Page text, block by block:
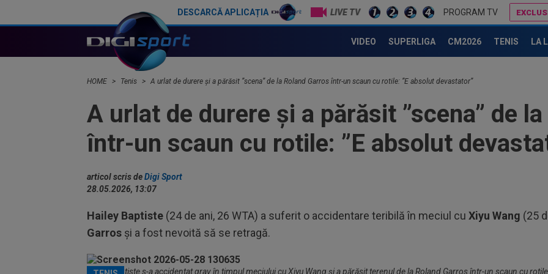
DESCARCĂ APLICAȚIA LIVE TV PROGRAM TV
VIDEO SUPERLIGA CM2026 TENIS LA
HOME Tenis A urlat de durere și a părăsit ”scena” de la Roland Garros într-un scaun cu rotile: ”E absolut devastator”
A urlat de durere și a părăsit ”scena” de
într-un scaun cu rotile: ”E absolut
articol scris deDigi Sport
28.05.2026, 13:07
Hailey Baptiste (24 de ani, 26 WTA) a suferit o accidentare teribilă în meciul cu Xiyu Wang (25
Garros și a fost nevoită să se retragă.
Hailey Baptiste s-a accidentat grav în timpul meciului cu Xiyu Wang și a părăsit terenul de la Roland Garros într-un scaun cu 1.